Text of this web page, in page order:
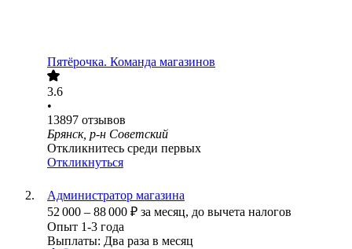
Пятёрочка. Команда магазинов
3.6
•
13897 отзывов
Брянск, р-н Советский
Откликнитесь среди первых
Откликнуться
Администратор магазина
52 000 – 88 000 ₽ за месяц, до вычета налогов
Опыт 1-3 года
Выплаты: Два раза в месяц